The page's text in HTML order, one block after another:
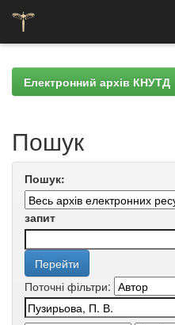
navigationЕлектронний архів КНУТД
Пошук
Пошук:
запит
Поточні фільтри: